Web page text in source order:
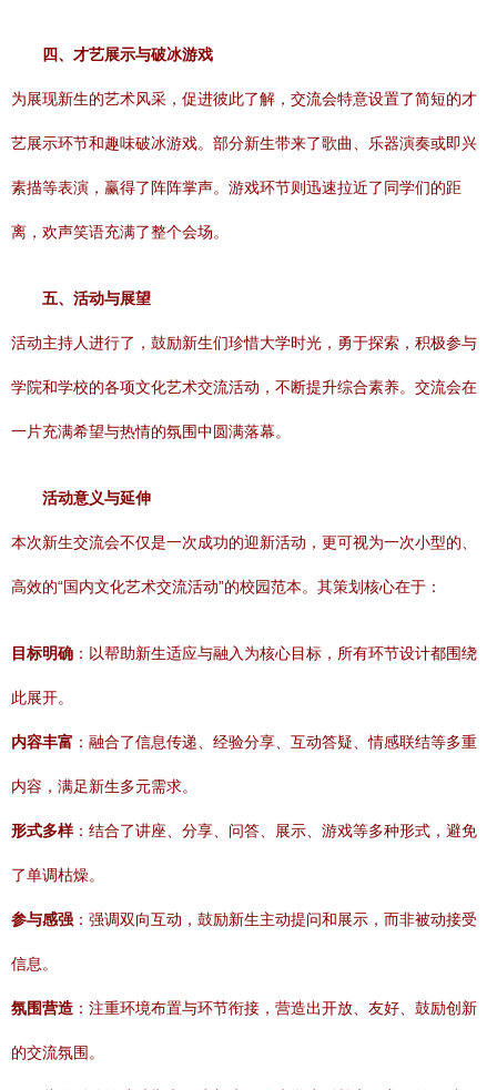
四、才艺展示与破冰游戏
为展现新生的艺术风采，促进彼此了解，交流会特意设置了简短的才
艺展示环节和趣味破冰游戏。部分新生带来了歌曲、乐器演奏或即兴
素描等表演，赢得了阵阵掌声。游戏环节则迅速拉近了同学们的距
离，欢声笑语充满了整个会场。
五、活动与展望
活动主持人进行了，鼓励新生们珍惜大学时光，勇于探索，积极参与
学院和学校的各项文化艺术交流活动，不断提升综合素养。交流会在
一片充满希望与热情的氛围中圆满落幕。
活动意义与延伸
本次新生交流会不仅是一次成功的迎新活动，更可视为一次小型的、
高效的“国内文化艺术交流活动”的校园范本。其策划核心在于：
目标明确 ：以帮助新生适应与融入为核心目标，所有环节设计都围绕
此展开。
内容丰富 ：融合了信息传递、经验分享、互动答疑、情感联结等多重
内容，满足新生多元需求。
形式多样：结合了讲座、分享、问答、展示、游戏等多种形式，避免
了单调枯燥。
参与感强 ：强调双向互动，鼓励新生主动提问和展示，而非被动接受
信息。
氛围营造 ：注重环境布置与环节衔接，营造出开放、友好、鼓励创新
的交流氛围。